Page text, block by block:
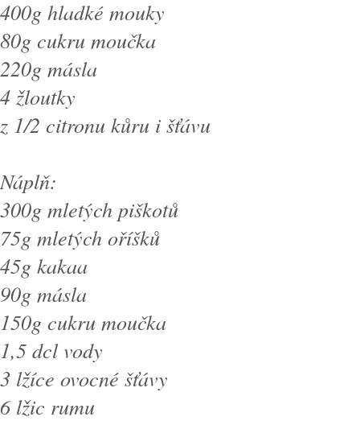
400g hladké mouky
80g cukru moučka
220g másla
4 žloutky
z 1/2 citronu kůru i šťávu
Náplň:
300g mletých piškotů
75g mletých oříšků
45g kakaa
90g másla
150g cukru moučka
1,5 dcl vody
3 lžíce ovocné šťávy
6 lžic rumu